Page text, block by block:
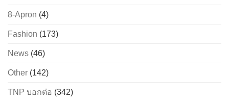
8-Apron (4)
Fashion (173)
News (46)
Other (142)
TNP บอกต่อ (342)